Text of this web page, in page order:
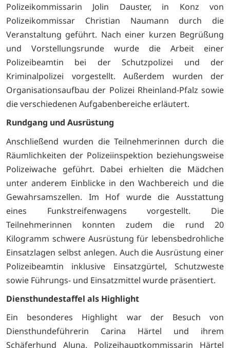
Polizeikommissarin Jolin Dauster, in Konz von
Polizeikommissar Christian Naumann durch die
Veranstaltung geführt. Nach einer kurzen Begrüßung
und Vorstellungsrunde wurde die Arbeit einer
Polizeibeamtin bei der Schutzpolizei und der
Kriminalpolizei vorgestellt. Außerdem wurden der
Organisationsaufbau der Polizei Rheinland-Pfalz sowie
die verschiedenen Aufgabenbereiche erläutert.
Rundgang und Ausrüstung
Anschließend wurden die Teilnehmerinnen durch die
Räumlichkeiten der Polizeiinspektion beziehungsweise
Polizeiwache geführt. Dabei erhielten die Mädchen
unter anderem Einblicke in den Wachbereich und die
Gewahrsamszellen. Im Hof wurde die Ausstattung
eines Funkstreifenwagens vorgestellt. Die
Teilnehmerinnen konnten zudem die rund 20
Kilogramm schwere Ausrüstung für lebensbedrohliche
Einsatzlagen selbst anlegen. Auch die Ausrüstung einer
Polizeibeamtin inklusive Einsatzgürtel, Schutzweste
sowie Führungs- und Einsatzmittel wurde präsentiert.
Diensthundestaffel als Highlight
Ein besonderes Highlight war der Besuch von
Diensthundeführerin Carina Härtel und ihrem
Schäferhund Aluna. Polizeihauptkommissarin Härtel